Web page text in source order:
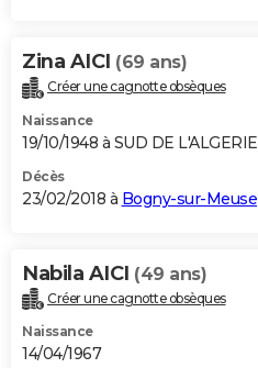
Zina AICI (69 ans)
Créer une cagnotte obsèques
Naissance
19/10/1948 à SUD DE L'ALGERIE
Décès
23/02/2018 à Bogny-sur-Meuse
Nabila AICI (49 ans)
Créer une cagnotte obsèques
Naissance
14/04/1967